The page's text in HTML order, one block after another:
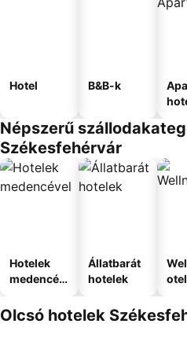
Hotel B&B-k
Népszerű
Székesfehérvár
Hotelek
medencév
Állatbarát
hotelek
Olcsó hotelek